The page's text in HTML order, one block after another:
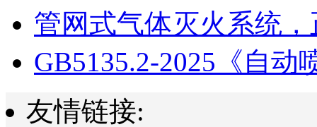
管网式气体灭火系统，
GB5135.2-2025《自动
友情链接: